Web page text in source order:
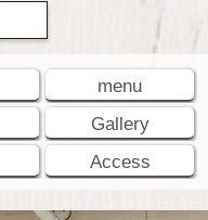
menu
Gallery
Access